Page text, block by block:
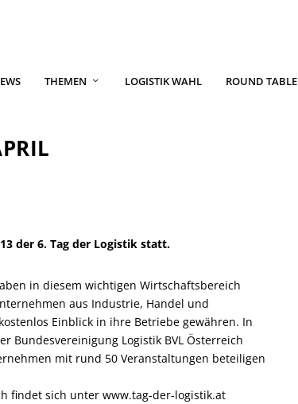
THEMEN LOGISTIK WAHL ROUND TABLE
der 6. Tag der Logistik statt.
in diesem wichtigen Wirtschaftsbereich
aus Industrie, Handel und
Einblick in ihre Betriebe gewähren. In
Bundesvereinigung Logistik BVL Österreich
mit rund 50 Veranstaltungen beteiligen
findet sich unter www.tag-der-logistik.at